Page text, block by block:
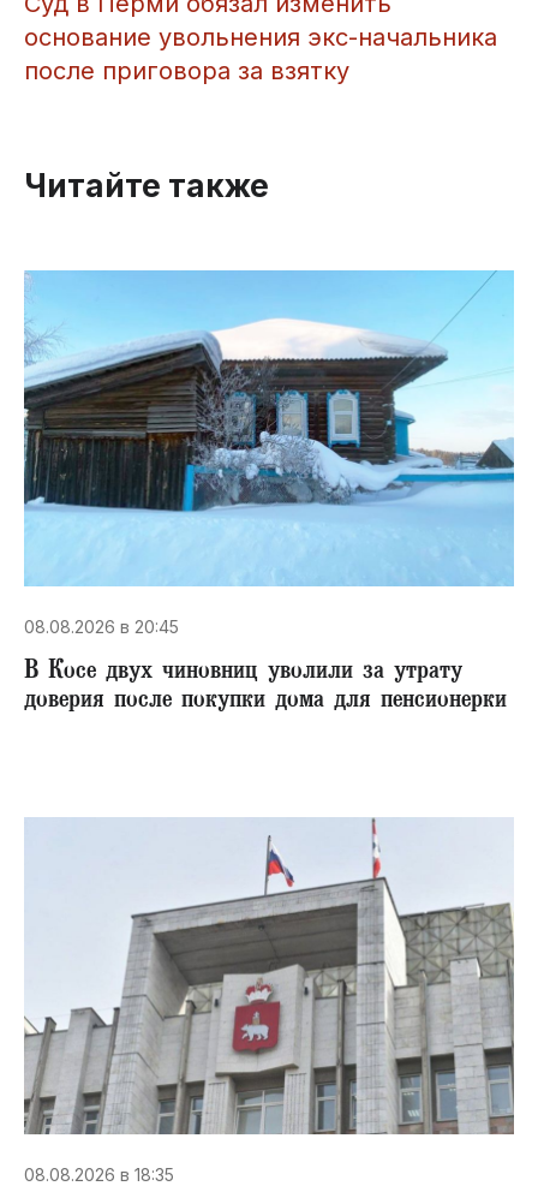
основание увольнения экс-начальника
после приговора за взятку
Читайте также
08.08.2026 в 20:45
В Косе двух чиновниц уволили за утрату
доверия после покупки дома для пенсионерки
08.08.2026 в 18:35